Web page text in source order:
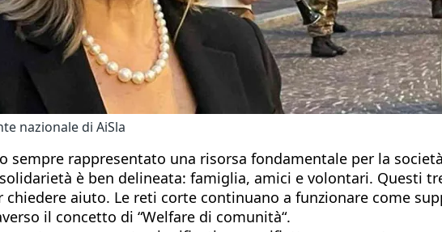
nazionale di AiSla
sempre rappresentato una risorsa fondamentale per la
è ben delineata: famiglia, amici e volontari. Questi
aiuto. Le reti corte continuano a funzionare come
il concetto di “Welfare di comunità“.